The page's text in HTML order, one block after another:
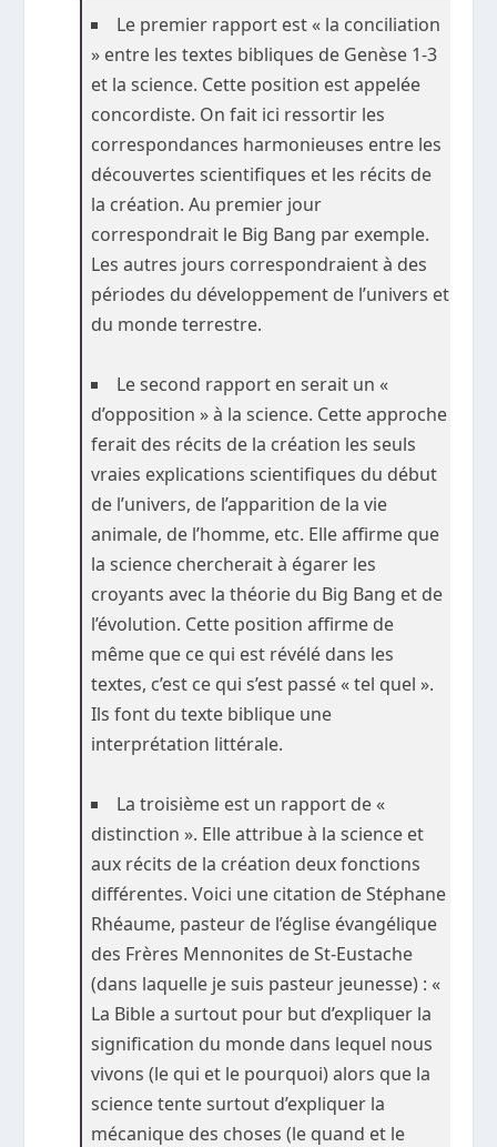
Le premier rapport est « la conciliation
» entre les textes bibliques de Genèse 1-3
et la science. Cette position est appelée
concordiste. On fait ici ressortir les
correspondances harmonieuses entre les
découvertes scientifiques et les récits de
la création. Au premier jour
correspondrait le Big Bang par exemple.
Les autres jours correspondraient à des
périodes du développement de l’univers et
du monde terrestre.
Le second rapport en serait un «
d’opposition » à la science. Cette approche
ferait des récits de la création les seuls
vraies explications scientifiques du début
de l’univers, de l’apparition de la vie
animale, de l’homme, etc. Elle affirme que
la science chercherait à égarer les
croyants avec la théorie du Big Bang et de
l’évolution. Cette position affirme de
même que ce qui est révélé dans les
textes, c’est ce qui s’est passé « tel quel ».
Ils font du texte biblique une
interprétation littérale.
La troisième est un rapport de «
distinction ». Elle attribue à la science et
aux récits de la création deux fonctions
différentes. Voici une citation de Stéphane
Rhéaume, pasteur de l’église évangélique
des Frères Mennonites de St-Eustache
(dans laquelle je suis pasteur jeunesse) : «
La Bible a surtout pour but d’expliquer la
signification du monde dans lequel nous
vivons (le qui et le pourquoi) alors que la
science tente surtout d’expliquer la
mécanique des choses (le quand et le